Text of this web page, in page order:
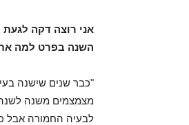
אני רוצה דקה
השנה בפרט למה את
"כבר שנים שישנה
מצמצמים משנה לשנה
לבעיה החמורה אבל